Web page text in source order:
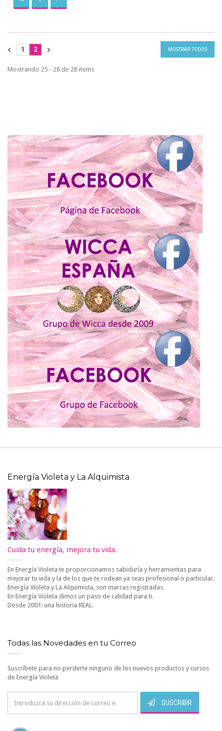
MOSTRAR TODOS
1 2
Mostrando 25 - 28 de 28 items
Energía Violeta y La Alquimista
Cuida tu energía, mejora tu vida.
En Energía Violeta te proporcionamos sabiduría y herramientas para
mejorar tu vida y la de los que te rodean ya seas profesional o particular.
Energía Violeta y La Alquimista, son marcas registradas.
En Energía Violeta dimos un paso de calidad para ti.
Desde 2001: una historia REAL.
Todas las Novedades en tu Correo
Suscríbete para no perderte ninguno de los nuevos productos y cursos
de Energía Violeta
SUSCRIBIR